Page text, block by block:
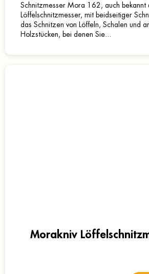
Schnitzmesser Mora 162, auch bekannt
Löffelschnitzmesser, mit beidseitiger
das Schnitzen von Löffeln, Schalen und
Holzstücken, bei denen Sie...
Morakniv